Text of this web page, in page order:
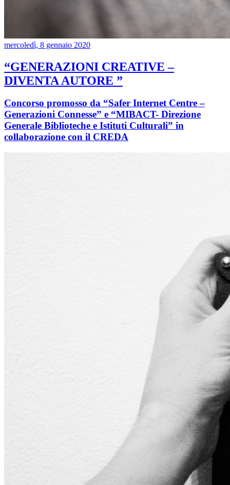
mercoledì, 8 gennaio 2020
“GENERAZIONI CREATIVE –
DIVENTA AUTORE ”
Concorso promosso da “Safer Internet Centre –
Generazioni Connesse” e “MIBACT- Direzione
Generale Biblioteche e Istituti Culturali” in
collaborazione con il CREDA